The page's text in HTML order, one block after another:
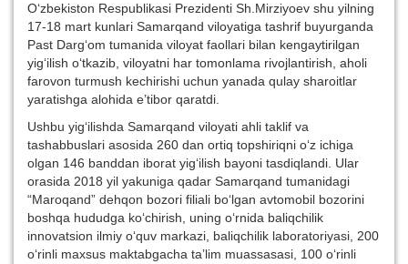
O‘zbekiston Respublikasi Prezidenti Sh.Mirziyoev shu yilning
17-18 mart kunlari Samarqand viloyatiga tashrif buyurganda
Past Darg‘om tumanida viloyat faollari bilan kengaytirilgan
yig‘ilish o‘tkazib, viloyatni har tomonlama rivojlantirish, aholi
farovon turmush kechirishi uchun yanada qulay sharoitlar
yaratishga alohida e’tibor qaratdi.
Ushbu yig‘ilishda Samarqand viloyati ahli taklif va
tashabbuslari asosida 260 dan ortiq topshiriqni o‘z ichiga
olgan 146 banddan iborat yig‘ilish bayoni tasdiqlandi. Ular
orasida 2018 yil yakuniga qadar Samarqand tumanidagi
“Maroqand” dehqon bozori filiali bo‘lgan avtomobil bozorini
boshqa hududga ko‘chirish, uning o‘rnida baliqchilik
innovatsion ilmiy o‘quv markazi, baliqchilik laboratoriyasi, 200
o‘rinli maxsus maktabgacha ta’lim muassasasi, 100 o‘rinli